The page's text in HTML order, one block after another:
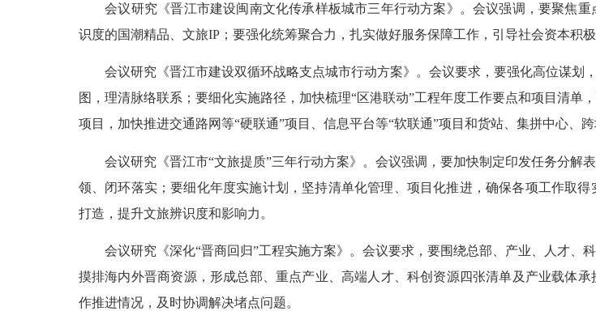
会议研究《晋江市建设闽南文化传承样板城市三年行动方案》。会议强调，要聚焦重
识度的国潮精品、文旅IP；要强化统筹聚合力，扎实做好服务保障工作，引导社会资本积
会议研究《晋江市建设双循环战略支点城市行动方案》。会议要求，要强化高位谋划
图，理清脉络联系；要细化实施路径，加快梳理“区港联动”工程年度工作要点和项目清
项目，加快推进交通路网等“硬联通”项目、信息平台等“软联通”项目和货站、集拼中心、
会议研究《晋江市“文旅提质”三年行动方案》。会议强调，要加快制定印发任务分解
领、闭环落实；要细化年度实施计划，坚持清单化管理、项目化推进，确保各项工作取
打造，提升文旅辨识度和影响力。
会议研究《深化“晋商回归”工程实施方案》。会议要求，要围绕总部、产业、人才、
摸排海内外晋商资源，形成总部、重点产业、高端人才、科创资源四张清单及产业载体
作推进情况，及时协调解决堵点问题。